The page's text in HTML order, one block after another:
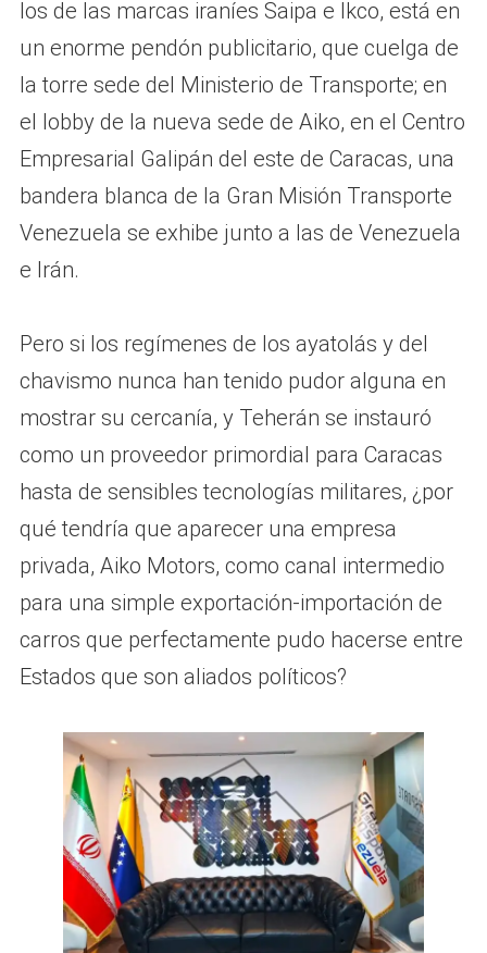
los de las marcas iraníes Saipa e Ikco, está en
un enorme pendón publicitario, que cuelga de
la torre sede del Ministerio de Transporte; en
el lobby de la nueva sede de Aiko, en el Centro
Empresarial Galipán del este de Caracas, una
bandera blanca de la Gran Misión Transporte
Venezuela se exhibe junto a las de Venezuela
e Irán.
Pero si los regímenes de los ayatolás y del
chavismo nunca han tenido pudor alguna en
mostrar su cercanía, y Teherán se instauró
como un proveedor primordial para Caracas
hasta de sensibles tecnologías militares, ¿por
qué tendría que aparecer una empresa
privada, Aiko Motors, como canal intermedio
para una simple exportación-importación de
carros que perfectamente pudo hacerse entre
Estados que son aliados políticos?